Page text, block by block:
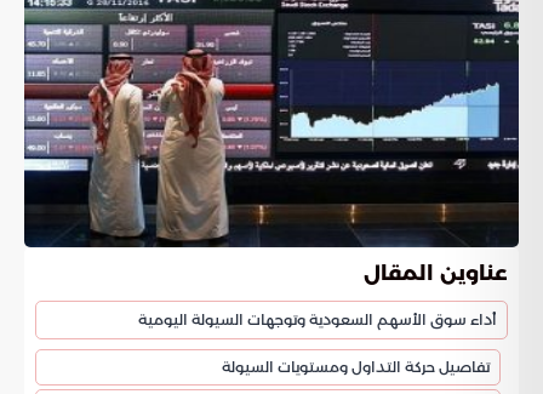
عناوين المقال
أداء سوق الأسهم السعودية وتوجهات السيولة اليومية
تفاصيل حركة التداول ومستويات السيولة